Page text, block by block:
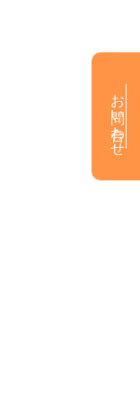
お問い合わせ